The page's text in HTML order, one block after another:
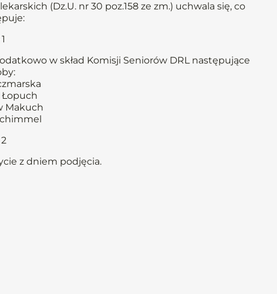
(Dz.U. nr 30 poz.158 ze zm.) uchwala się, co
w skład Komisji Seniorów DRL następujące
Łopuch
Makuch
z dniem podjęcia.